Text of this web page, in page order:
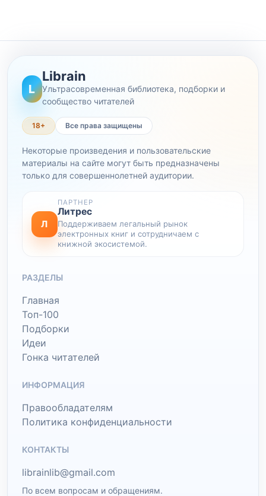
L
Librain
Ультрасовременная библиотека, подборки и
сообщество читателей
18+ Все права защищены
Некоторые произведения и пользовательские
материалы на сайте могут быть предназначены
только для совершеннолетней аудитории.
Л
ПАРТНЕР
Литрес
Поддерживаем легальный рынок
электронных книг и сотрудничаем с
книжной экосистемой.
РАЗДЕЛЫ
Главная
Топ-100
Подборки
Идеи
Гонка читателей
ИНФОРМАЦИЯ
Правообладателям
Политика конфиденциальности
КОНТАКТЫ
librainlib@gmail.com
По всем вопросам и обращениям.